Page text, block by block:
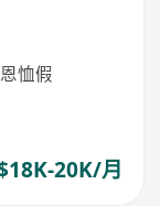
恤假
20K/月